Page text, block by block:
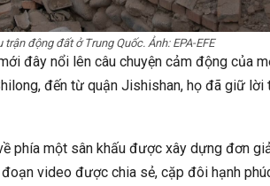
động đất ở Trung Quốc. Ảnh: EPA-EFE
đây nổi lên câu chuyện cảm động của
đến từ quận Jishishan, họ đã giữ lời
phía một sân khấu được xây dựng đơn
video được chia sẻ, cặp đôi hạnh
GIẢI TRÍ
Lan Ngọc Đi Du Học Khi Sự
Đang Ở Đỉnh Cao:…
Phòng